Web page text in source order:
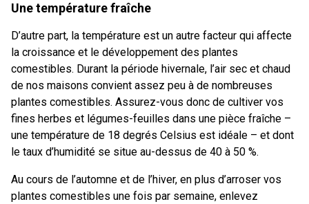
Une température fraîche
D’autre part, la température est un autre facteur qui affecte
la croissance et le développement des plantes
comestibles. Durant la période hivernale, l’air sec et chaud
de nos maisons convient assez peu à de nombreuses
plantes comestibles. Assurez-vous donc de cultiver vos
fines herbes et légumes-feuilles dans une pièce fraîche –
une température de 18 degrés Celsius est idéale – et dont
le taux d’humidité se situe au-dessus de 40 à 50 %.
Au cours de l’automne et de l’hiver, en plus d’arroser vos
plantes comestibles une fois par semaine, enlevez